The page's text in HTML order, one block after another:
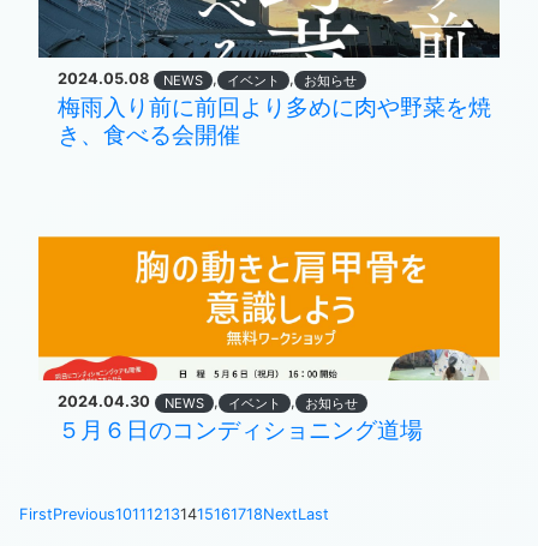
2024.05.08 NEWS , イベント , お知らせ
梅雨入り前に前回より多めに肉や野菜を焼
き、食べる会開催
2024.04.30 NEWS , イベント , お知らせ
５月６日のコンディショニング道場
FirstPrevious101112131415161718NextLast